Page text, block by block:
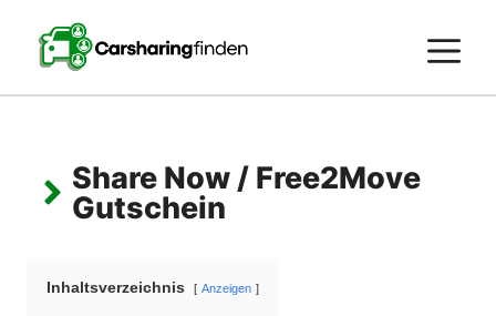
springen
Share Now / Free2Move
Gutschein
Inhaltsverzeichnis Anzeigen